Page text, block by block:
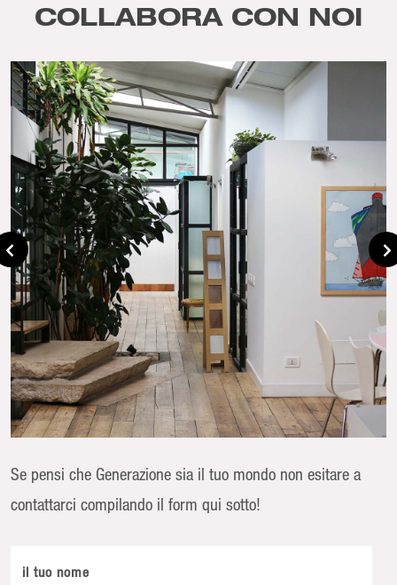
COLLABORA CON NOI
Se pensi che Generazione sia il tuo mondo non esitare a
contattarci compilando il form qui sotto!
il tuo nome